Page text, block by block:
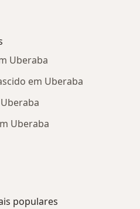
Uberaba
em Uberaba
Uberaba
populares